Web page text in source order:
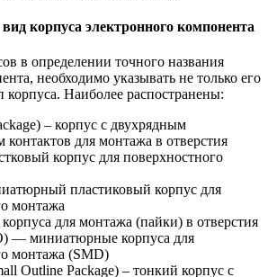
корпуса электронного компонента
в определении точного названия
необходимо указывать не только его
корпуса. Наиболее распостранены:
– корпус с двухрядным
контактов для монтажа в отверстия
корпус для поверхностного
пластиковый корпус для
монтажа
для монтажа (пайки) в отверстия
— миниатюрные корпуса для
монтажа (SMD)
Outline Package) – тонкий корпус с